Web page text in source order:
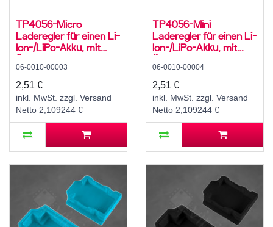
TP4056-Micro
Laderegler für einen Li-
Ion-/LiPo-Akku, mit
Überladeschutz und
Tiefentladeschutz,
Micro USB, 5 V, 1 A
06-0010-00003
2,51 €
inkl. MwSt. zzgl. Versand
Netto 2,109244 €
TP4056-Mini
Laderegler für einen Li-
Ion-/LiPo-Akku, mit
Überladeschutz und
Tiefentladeschutz, Mini
USB, 5 V, 1 A
06-0010-00004
2,51 €
inkl. MwSt. zzgl. Versand
Netto 2,109244 €